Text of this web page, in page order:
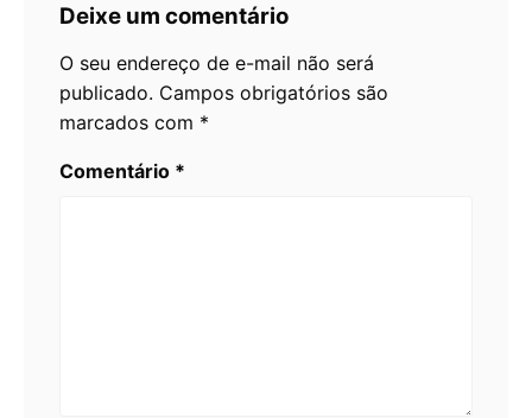
Deixe um comentário
O seu endereço de e-mail não será
publicado. Campos obrigatórios são
marcados com *
Comentário *